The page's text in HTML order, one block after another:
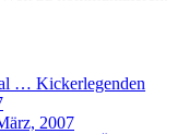
Kickerlegenden
2007